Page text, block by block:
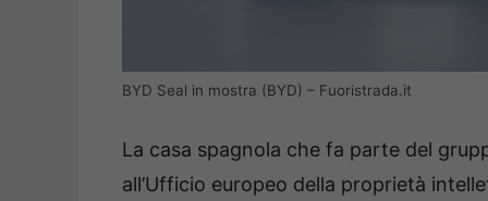
BYD Seal in mostra (BYD) – Fuoristrada.it
La casa spagnola che fa parte del
all’Ufficio europeo della proprietà